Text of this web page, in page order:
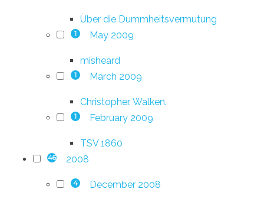
Über die Dummheitsvermutung
1 May 2009
misheard
1 March 2009
Christopher. Walken.
1 February 2009
TSV 1860
46 2008
4 December 2008